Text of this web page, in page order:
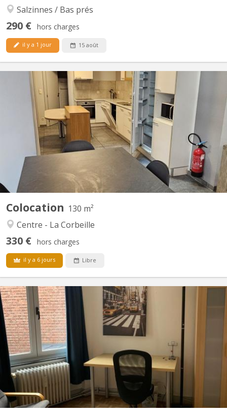
Salzinnes / Bas prés
290 € hors charges
il y a 1 jour 15 août
Colocation 130 m²
Centre - La Corbeille
330 € hors charges
il y a 6 jours Libre
KN 4393
Dans le centre de Namur Rue Galliot 18. Disponible uniquement
pour jeunes travailleurs !!! Pas d'étudiant svp!!! Reste une
chambres meublée avec evier , 2 wc et 2 douches communes
pour 4 chambres Immeuble rénové . Les charges (eau-gaz-
électricité), le mobilier et internet via wifi ou câble...
Appartement trois chambres toutes libres avec un lavabo dans
chaque chambre- , outre une sddouche à partager- Situé au
centre, rue des Croisiers en face du SPÄR, proche de la gare, des
commerces Appartement situé au 3ème étage d'un immeuble
tres CALME comprenant un appartement par étage Bail du...